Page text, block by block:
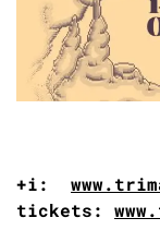
+i:
tickets: